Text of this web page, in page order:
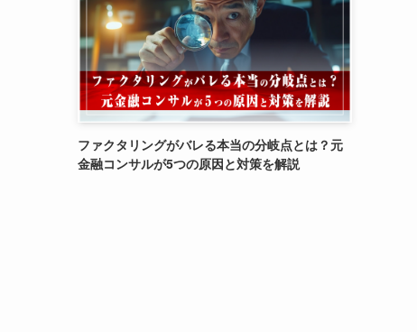
ファクタリングがバレる本当の分岐点とは？元
金融コンサルが5つの原因と対策を解説